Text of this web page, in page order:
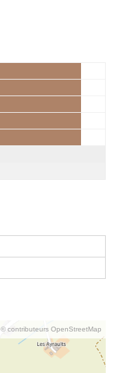
© contributeurs OpenStreetMap